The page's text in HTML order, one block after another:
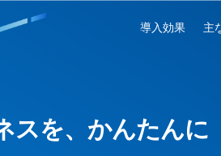
導入効果 主
スを、かんたんに